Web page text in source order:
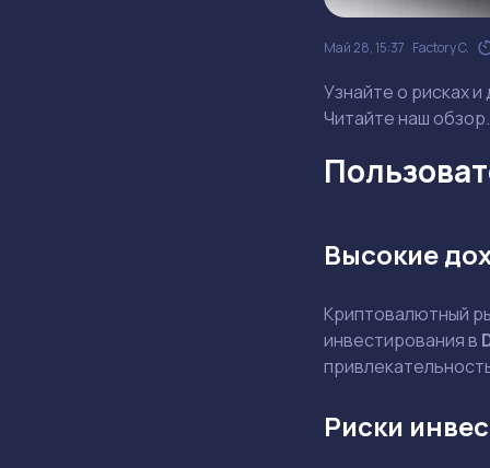
Май 28, 15:37 Factory C.
Узнайте о рисках
Читайте наш обзор.
Высокие
Криптовалютный
инвестирования в
Риски